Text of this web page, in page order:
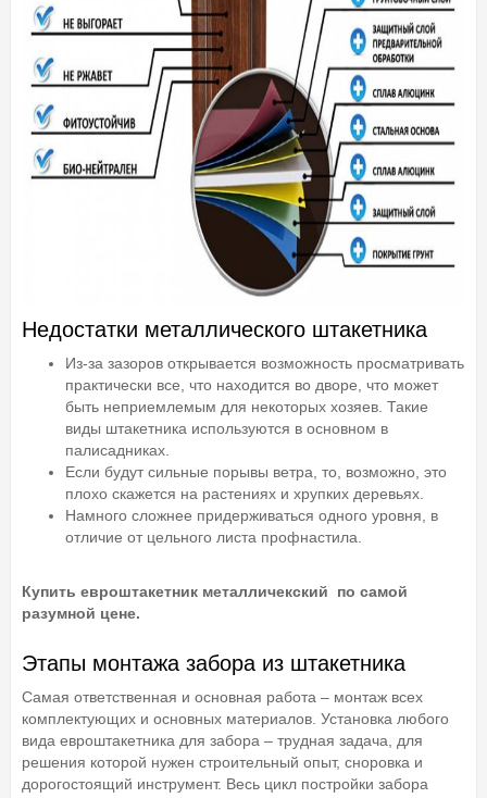
Недостатки металлического штакетника
Из-за зазоров открывается возможность просматривать
практически все, что находится во дворе, что может
быть неприемлемым для некоторых хозяев. Такие
виды штакетника используются в основном в
палисадниках.
Если будут сильные порывы ветра, то, возможно, это
плохо скажется на растениях и хрупких деревьях.
Намного сложнее придерживаться одного уровня, в
отличие от цельного листа профнастила.
Купить евроштакетник металличекский по самой
разумной цене.
Этапы монтажа забора из штакетника
Самая ответственная и основная работа – монтаж всех
комплектующих и основных материалов. Установка любого
вида евроштакетника для забора – трудная задача, для
решения которой нужен строительный опыт, сноровка и
дорогостоящий инструмент. Весь цикл постройки забора